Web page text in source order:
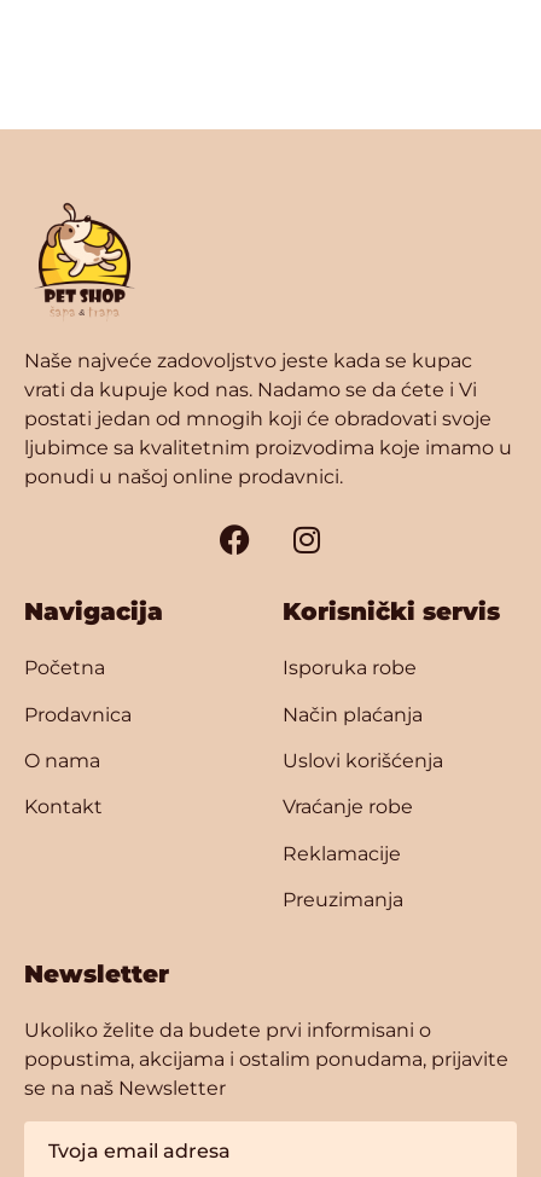
Naše najveće zadovoljstvo jeste kada se kupac
vrati da kupuje kod nas. Nadamo se da ćete i Vi
postati jedan od mnogih koji će obradovati svoje
ljubimce sa kvalitetnim proizvodima koje imamo u
ponudi u našoj online prodavnici.
Navigacija
Početna
Prodavnica
O nama
Kontakt
Korisnički servis
Isporuka robe
Način plaćanja
Uslovi korišćenja
Vraćanje robe
Reklamacije
Preuzimanja
Newsletter
Ukoliko želite da budete prvi informisani o
popustima, akcijama i ostalim ponudama, prijavite
se na naš Newsletter